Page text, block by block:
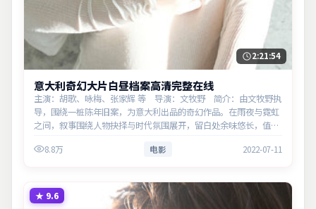
2:21:54
意大利奇幻大片白昼档案高清完整在线
主演：胡歌、咏梅、张家辉 等 导演：文牧野 简介：由文牧野执
导，围绕一桩陈年旧案，为意大利出品的奇幻作品。在雨夜与霓虹
之间，叙事围绕人物抉择与时代氛围展开，留白处余味悠长，值得
8.8万 电影 2022-07-11
★ 9.6